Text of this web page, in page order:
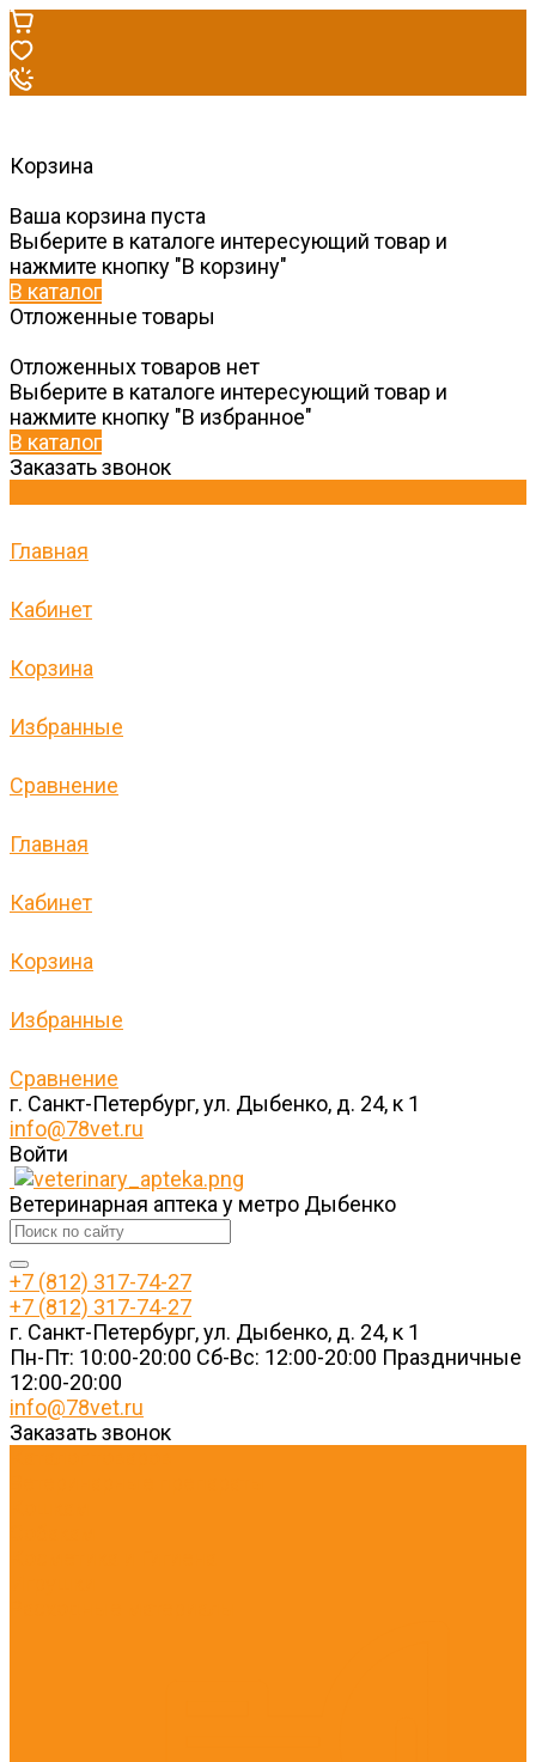
Корзина
Ваша корзина пуста
Выберите в каталоге интересующий товар и
нажмите кнопку "В корзину"
В каталог
Отложенные товары
Отложенных товаров нет
Выберите в каталоге интересующий товар и
нажмите кнопку "В избранное"
В каталог
Заказать звонок
Главная
Кабинет
Корзина
Избранные
Сравнение
Главная
Кабинет
Корзина
Избранные
Сравнение
г. Санкт-Петербург, ул. Дыбенко, д. 24, к 1
info@78vet.ru
Войти
Ветеринарная аптека у метро Дыбенко
+7 (812) 317-74-27
+7 (812) 317-74-27
г. Санкт-Петербург, ул. Дыбенко, д. 24, к 1
Пн-Пт: 10:00-20:00 Cб-Вс: 12:00-20:00 Праздничные
12:00-20:00
info@78vet.ru
Заказать звонок